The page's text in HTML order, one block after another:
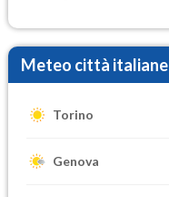
Meteo città italiane
Torino
Genova